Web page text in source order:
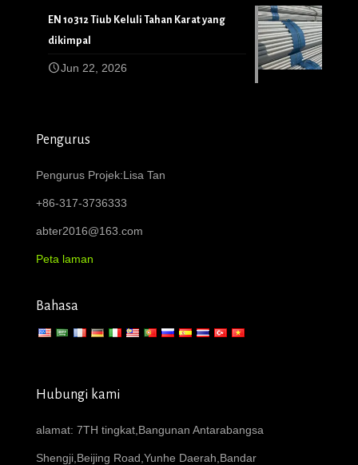
EN 10312 Tiub Keluli Tahan Karat yang
dikimpal
Jun 22, 2026
Pengurus
Pengurus Projek:Lisa Tan
+86-317-3736333
abter2016@163.com
Peta laman
Bahasa
Hubungi kami
alamat: 7TH tingkat,Bangunan Antarabangsa
Shengji,Beijing Road,Yunhe Daerah,Bandar